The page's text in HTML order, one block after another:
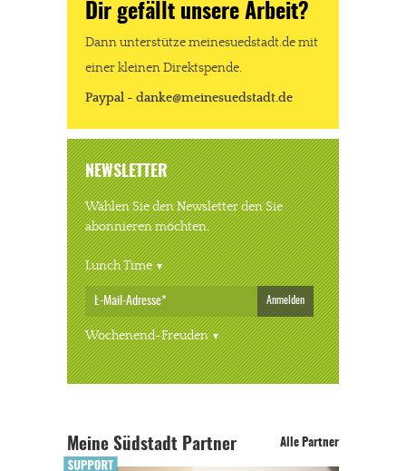
Dir gefällt unsere Arbeit?
Dann unterstütze meinesuedstadt.de mit
einer kleinen Direktspende.
Paypal - danke@meinesuedstadt.de
NEWSLETTER
Wählen Sie den Newsletter den Sie
abonnieren möchten.
Lunch Time
Anmelden
Wochenend-Freuden
Meine Südstadt Partner Alle Partner